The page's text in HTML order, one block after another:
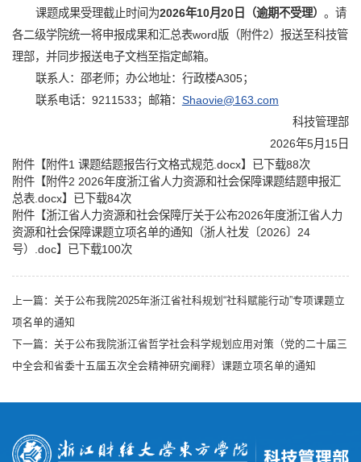
课题成果受理截止时间为2026年10月20日 （逾期不受理） 。请
各二级学院统一将申报成果和汇总表word版（附件2）报送至科技管
理部，并同步报送电子文档至指定邮箱。
联系人：邵老师；办公地址：行政楼A305；
联系电话：9211533；邮箱： Shaovie@163.com
科技管理部
2026年5月15日
附件【附件1 课题结题报告行文格式规范.docx】已下载88次
附件【附件2 2026年度浙江省人力资源和社会保障课题结题申报汇
总表.docx】已下载84次
附件【浙江省人力资源和社会保障厅关于公布2026年度浙江省人力
资源和社会保障课题立项名单的通知（浙人社发〔2026〕24
号）.doc】已下载100次
上一篇： 关于公布我院2025年浙江省社科规划“社科赋能行动”专项课题立
项名单的通知
下一篇： 关于公布我院浙江省哲学社会科学规划应用对策（党的二十届三
中全会和省委十五届五次全会精神研究阐释）课题立项名单的通知